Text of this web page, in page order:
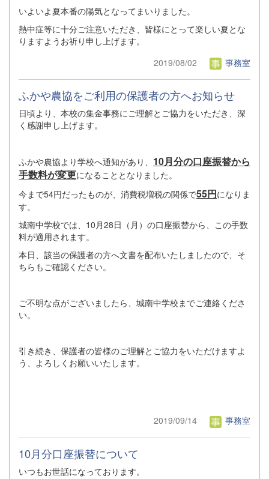
いよいよ夏本番の陽気となってまいりました。
熱中症等に十分ご注意いただき、皆様にとって楽しい夏とな
りますようお祈り申し上げます。
2019/08/02
事務室
ふかや農協をご利用の保護者の方へお知らせ
日頃より、本校の集金事務にご理解とご協力をいただき、深
く感謝申し上げます。
ふかや農協より学校へ通知があり、 10月分の口座振替から
手数料が変更になることとなりました。
今まで54円だったものが、消費税増税の関係で55円になりま
す。
城南中学校では、10月28日（月）の口座振替から、この手数
料が適用されます。
本日、該当の保護者の方へ文書を配布いたしましたので、そ
ちらもご確認ください。
ご不明な点がございましたら、城南中学校までご連絡くださ
い。
引き続き、保護者の皆様のご理解とご協力をいただけますよ
う、よろしくお願いいたします。
2019/09/14 事務室
10月分口座振替について
いつもお世話になっております。